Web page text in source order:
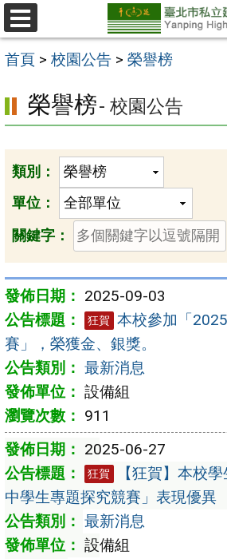
跳
至
主
容
區
選
單
首頁 > 校園公告 > 榮譽榜
榮譽榜- 校園公告
類別：
單位：
關鍵字：
2025-09-03
狂賀 本校參加「
賽」，榮獲金、銀獎。
最新消息
設備組
911
2025-06-27
狂賀
【狂賀】本校
中學生專題探究競賽」表現優異
最新消息
設備組